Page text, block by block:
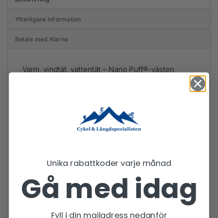
Ytterligare information
Betala med Klarna
Varm, vindtät, vattentät – Nano Puff®-västen
återvunnen polyester med P.U.R.E.™ (Produced
Using Reduced Emissions) teknologi, insvept i en
100 % återvunnen polyester skal och foder. Fair
Återvunnet
återvunnet material. Mindre än 10 % av de fibrer
som produceras globalt är gjorda av återvunnet
Unika rabattkoder varje månad
Gå med idag
Fyll i din mailadress nedanför